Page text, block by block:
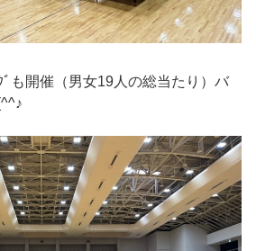
ﾞも開催（男女19人の総当たり）バ